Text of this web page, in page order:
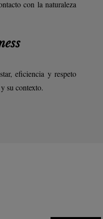
con la naturaleza
eficiencia y respeto
su contexto.